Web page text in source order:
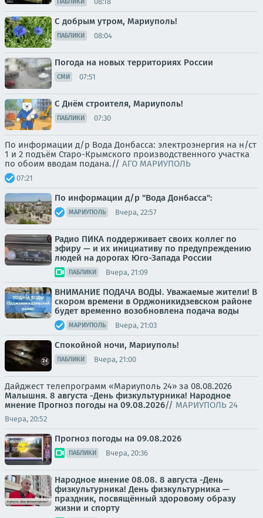
С добрым утром, Мариуполь!
ПАБЛИКИ 08:04
Погода на новых территориях России
СМИ 07:51
С Днём строителя, Мариуполь!
ПАБЛИКИ 07:30
По информации д/р Вода Донбасса: электроэнергия на н/ст
1 и 2 подъём Старо-Крымского производственного участка
по обоим вводам подана.// АГО МАРИУПОЛЬ
07:21
По информации д/р "Вода Донбасса":
МАРИУПОЛЬ Вчера, 22:57
Радио ПИКА поддерживает своих коллег по
эфиру — и их инициативу по предупреждению
людей на дорогах Юго-Запада России
ПАБЛИКИ Вчера, 21:09
ВНИМАНИЕ ПОДАЧА ВОДЫ. Уважаемые жители! В
скором времени в Орджоникидзевском районе
будет временно возобновлена подача воды
МАРИУПОЛЬ Вчера, 21:03
Спокойной ночи, Мариуполь!
ПАБЛИКИ Вчера, 21:00
Дайджест телепрограмм «Мариуполь 24» за 08.08.2026
Малышня. 8 августа -День физкультурника! Народное
мнение Прогноз погоды на 09.08.2026// МАРИУПОЛЬ 24
Вчера, 20:52
Прогноз погоды на 09.08.2026
ПАБЛИКИ Вчера, 20:36
Народное мнение 08.08. 8 августа -День
физкультурника! День физкультурника —
праздник, посвящённый здоровому образу
жизни и спорту